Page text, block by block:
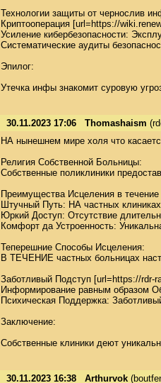
Технологии защиты от чернослив
Криптооперация [url=https://
Усиление кибербезопасности:
Систематические аудиты
Эпилог:
Утечка инфы знакомит суровую
30.11.2023 17:06 Thomashaism
НА нынешнем мире холя что
Религия Собственной Больницы:
Собственные поликлиники
Преимущества Исцеления в
Штучный Путь: НА частных
Юркий Доступ: Отсутствие
Комфорт да Устроенность:
Теперешние Способы Исцеления:
В ТЕЧЕНИЕ частных больницах
Заботливый Подступ [url=https://rdr-
Информирование равным образом
Психическая Поддержка:
Заключение:
Собственные клиники деют
30.11.2023 16:38 Arthurvok